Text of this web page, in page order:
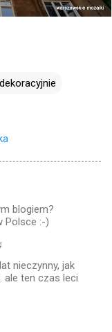
blogiem?
Polsce :-)
nieczynny, jak
ale ten czas leci